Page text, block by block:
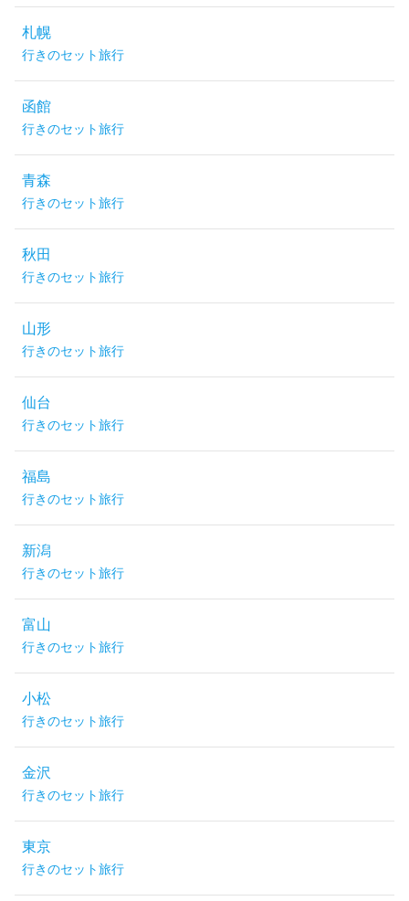
札幌
行きのセット旅行
函館
行きのセット旅行
青森
行きのセット旅行
秋田
行きのセット旅行
山形
行きのセット旅行
仙台
行きのセット旅行
福島
行きのセット旅行
新潟
行きのセット旅行
富山
行きのセット旅行
小松
行きのセット旅行
金沢
行きのセット旅行
東京
行きのセット旅行